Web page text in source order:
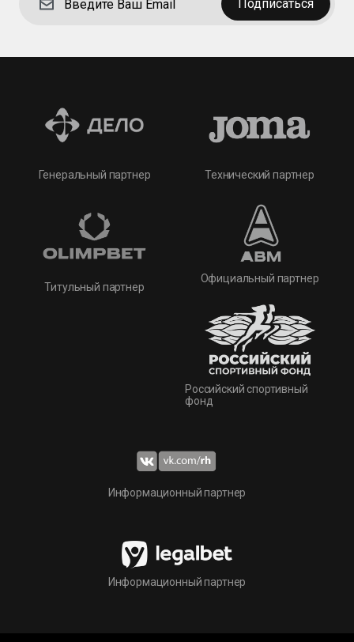
Подписаться
Генеральный партнер
Титульный партнер
Технический партнер
Официальный партнер
Российский спортивный
фонд
Информационный партнер
Информационный партнер